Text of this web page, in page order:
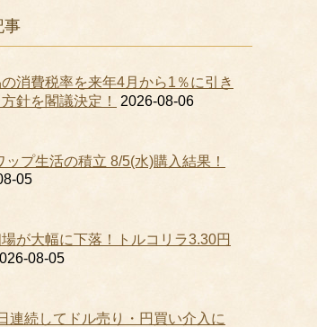
事
消費税率を来年4月から1％に引き
針を閣議決定！
2026-08-06
ップ生活の積立 8/5(水)購入結果！
05
が大幅に下落！トルコリラ3.30円
08-05
連続してドル売り・円買い介入に